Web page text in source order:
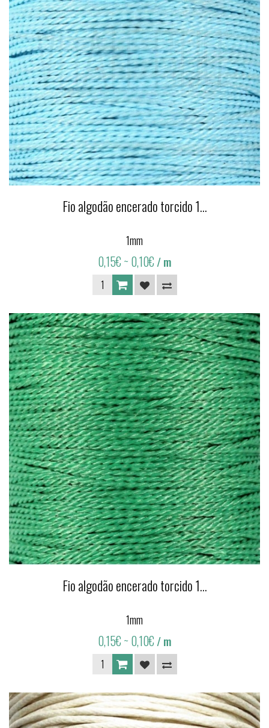
Fio algodão encerado torcido 1...
1mm
0,15€~ 0,10€/ m
Fio algodão encerado torcido 1...
1mm
0,15€~ 0,10€/ m